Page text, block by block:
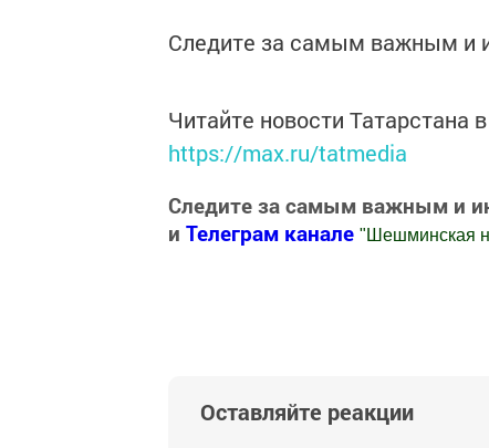
Следите за самым важным и
Читайте новости
https://max.ru/tatmedia
Следите за самым важным и
и Телеграм канале " Шешминская
Оставляйте реакции